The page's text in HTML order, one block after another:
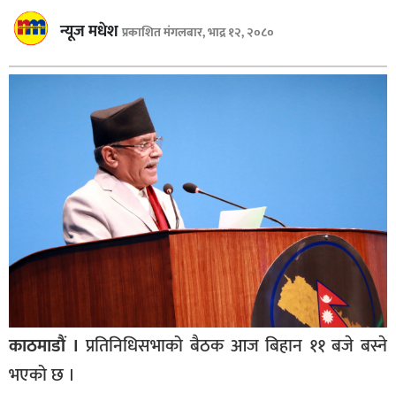
गण्डकी
बागमती
राजनीति
प्रमुख
समाचार
राष्ट्रिय
अन्तराष्ट्रिय
न्यूज मधेशप्रकाशित मंगलबार, भाद्र १२, २०८०
काठमाडौं । प्रतिनिधिसभाको बैठक आज बिहान ११ बजे बस्ने
भएको छ ।